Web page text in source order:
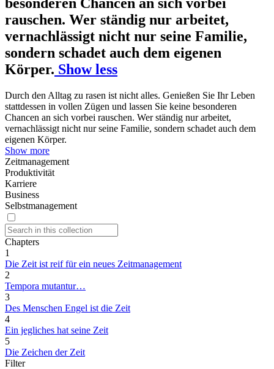
rauschen. Wer ständig nur arbeitet,
vernachlässigt nicht nur seine Familie,
sondern schadet auch dem eigenen
Körper. Show less
Durch den Alltag zu rasen ist nicht alles. Genießen Sie Ihr Leben
stattdessen in vollen Zügen und lassen Sie keine besonderen
Chancen an sich vorbei rauschen. Wer ständig nur arbeitet,
vernachlässigt nicht nur seine Familie, sondern schadet auch dem
eigenen Körper.
Show more
Zeitmanagement
Produktivität
Karriere
Business
Selbstmanagement
Chapters
1
Die Zeit ist reif für ein neues Zeitmanagement
2
Tempora mutantur…
3
Des Menschen Engel ist die Zeit
4
Ein jegliches hat seine Zeit
5
Die Zeichen der Zeit
Filter